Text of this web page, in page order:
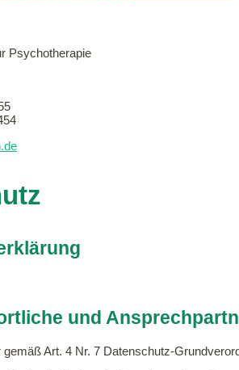
Psychotherapie
und
gemäß Art. 4 Nr. 7 Datenschutz-